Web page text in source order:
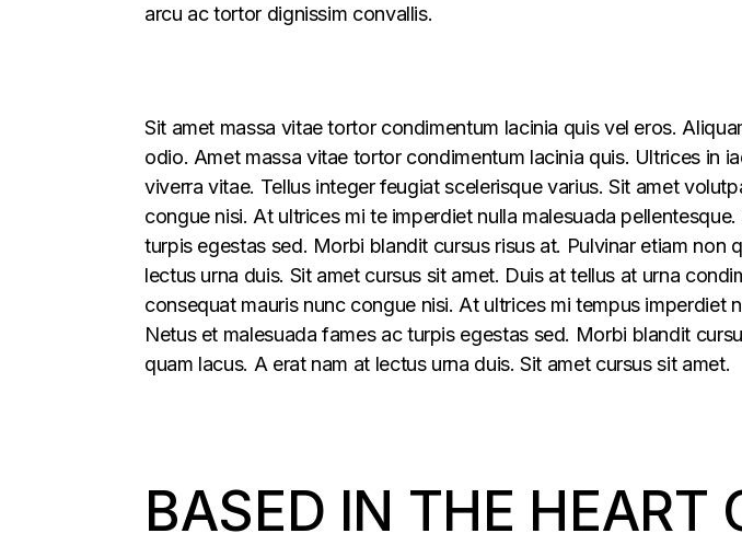
arcu ac tortor dignissim convallis.
Sit amet massa vitae tortor condimentum lacinia quis vel eros.
odio. Amet massa vitae tortor condimentum lacinia quis. Ultrices in
viverra vitae. Tellus integer feugiat scelerisque varius. Sit amet
congue nisi. At ultrices mi te imperdiet nulla malesuada
turpis egestas sed. Morbi blandit cursus risus at. Pulvinar etiam non
lectus urna duis. Sit amet cursus sit amet. Duis at tellus at urna
consequat mauris nunc congue nisi. At ultrices mi tempus imperdiet
Netus et malesuada fames ac turpis egestas sed. Morbi blandit
quam lacus. A erat nam at lectus urna duis. Sit amet cursus sit amet.
BASED IN THE HEART